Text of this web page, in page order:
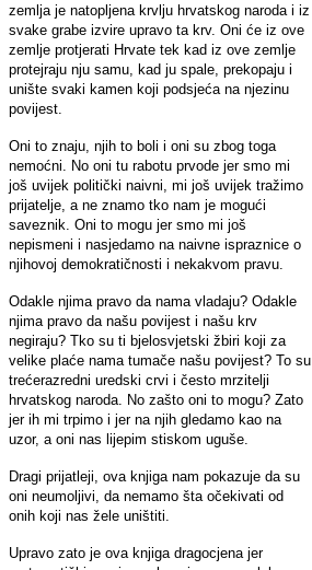
zemlja je natopljena krvlju hrvatskog naroda i iz
svake grabe izvire upravo ta krv. Oni će iz ove
zemlje protjerati Hrvate tek kad iz ove zemlje
protejraju nju samu, kad ju spale, prekopaju i
unište svaki kamen koji podsjeća na njezinu
povijest.
Oni to znaju, njih to boli i oni su zbog toga
nemoćni. No oni tu rabotu prvode jer smo mi
još uvijek politički naivni, mi još uvijek tražimo
prijatelje, a ne znamo tko nam je mogući
saveznik. Oni to mogu jer smo mi još
nepismeni i nasjedamo na naivne ispraznice o
njihovoj demokratičnosti i nekakvom pravu.
Odakle njima pravo da nama vladaju? Odakle
njima pravo da našu povijest i našu krv
negiraju? Tko su ti bjelosvjetski žbiri koji za
velike plaće nama tumače našu povijest? To su
trećerazredni uredski crvi i često mrzitelji
hrvatskog naroda. No zašto oni to mogu? Zato
jer ih mi trpimo i jer na njih gledamo kao na
uzor, a oni nas lijepim stiskom uguše.
Dragi prijatleji, ova knjiga nam pokazuje da su
oni neumoljivi, da nemamo šta očekivati od
onih koji nas žele uništiti.
Upravo zato je ova knjiga dragocjena jer